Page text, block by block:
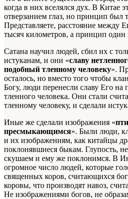
когда в них вселялся дух. В Китае
отверзанием глаз, но принцип был
Представляете, расстояние между
тысяч километров, а принцип один
Сатана научил людей, сбил их с
истуканам, и они «славу
подобный тленному человеку».
осталось, но вместо того чтобы
Богу, люди перенесли славу Его на
тленного человека. Они стали
тленному человеку, и сделали
Иные же сделали изображения «
пресмыкающимся». Были люди,
и их изображениям, как китайцы
поклонявшиеся быкам. Глупость,
скушаем и ему же поклонимся. В
огромное число людей, которые
священных коров, считающихся
коровы, что производят навоз,
Не изображениями богов, не